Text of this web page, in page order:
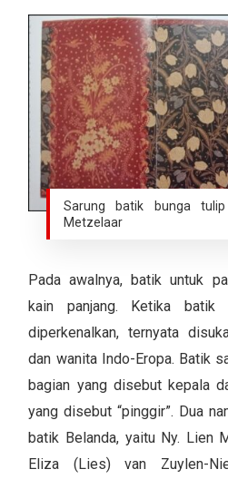
Sarung batik bunga
Metzelaar
Pada awalnya, batik untuk
kain panjang. Ketika batik
diperkenalkan, ternyata
dan wanita Indo-Eropa. Batik
bagian yang disebut kepala
yang disebut “pinggir”. Dua
batik Belanda, yaitu Ny. Lien
Eliza (Lies) van Zuylen-